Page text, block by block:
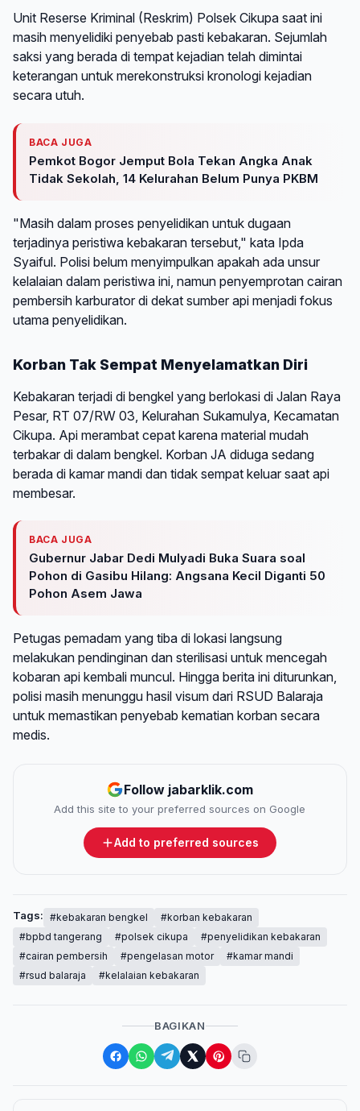
Unit Reserse Kriminal (Reskrim) Polsek Cikupa saat ini
masih menyelidiki penyebab pasti kebakaran. Sejumlah
saksi yang berada di tempat kejadian telah dimintai
keterangan untuk merekonstruksi kronologi kejadian
secara utuh.
BACA JUGA
Pemkot Bogor Jemput Bola Tekan Angka Anak
Tidak Sekolah, 14 Kelurahan Belum Punya PKBM
"Masih dalam proses penyelidikan untuk dugaan
terjadinya peristiwa kebakaran tersebut," kata Ipda
Syaiful. Polisi belum menyimpulkan apakah ada unsur
kelalaian dalam peristiwa ini, namun penyemprotan cairan
pembersih karburator di dekat sumber api menjadi fokus
utama penyelidikan.
Korban Tak Sempat Menyelamatkan Diri
Kebakaran terjadi di bengkel yang berlokasi di Jalan Raya
Pesar, RT 07/RW 03, Kelurahan Sukamulya, Kecamatan
Cikupa. Api merambat cepat karena material mudah
terbakar di dalam bengkel. Korban JA diduga sedang
berada di kamar mandi dan tidak sempat keluar saat api
membesar.
BACA JUGA
Gubernur Jabar Dedi Mulyadi Buka Suara soal
Pohon di Gasibu Hilang: Angsana Kecil Diganti 50
Pohon Asem Jawa
Petugas pemadam yang tiba di lokasi langsung
melakukan pendinginan dan sterilisasi untuk mencegah
kobaran api kembali muncul. Hingga berita ini diturunkan,
polisi masih menunggu hasil visum dari RSUD Balaraja
untuk memastikan penyebab kematian korban secara
medis.
Follow jabarklik.com
Add this site to your preferred sources on Google
Add to preferred sources
Tags: #kebakaran bengkel
#korban kebakaran
#bpbd tangerang
#polsek cikupa
#penyelidikan kebakaran
#cairan pembersih
#pengelasan motor
#kamar mandi
#rsud balaraja
#kelalaian kebakaran
BAGIKAN